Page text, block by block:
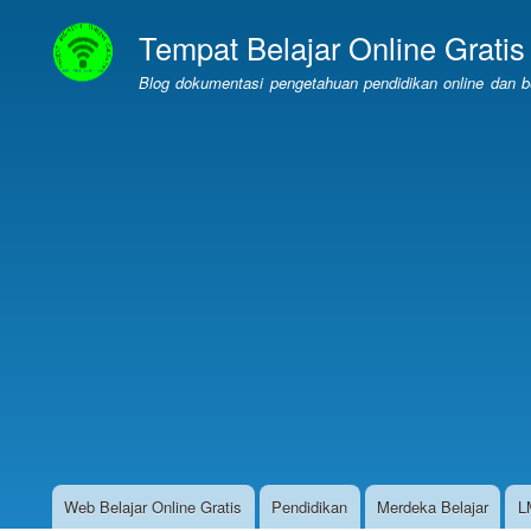
Tempat Belajar Online Gratis
Blog dokumentasi pengetahuan pendidikan online dan
Website
Web Belajar Online Gratis Pendidikan Merdeka Belajar